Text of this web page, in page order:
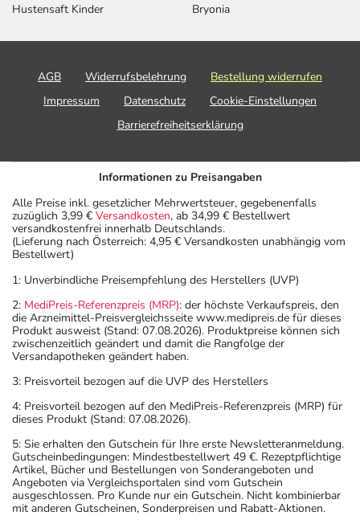
Hustensaft Kinder
Bryonia
AGB Widerrufsbelehrung
Bestellung widerrufen
Impressum
Datenschutz
Cookie-Einstellungen
Barrierefreiheitserklärung
Informationen zu Preisangaben
Alle Preise inkl. gesetzlicher Mehrwertsteuer, gegebenenfalls
zuzüglich 3,99 € Versandkosten, ab 34,99 € Bestellwert
versandkostenfrei innerhalb Deutschlands.
(Lieferung nach Österreich: 4,95 € Versandkosten unabhängig vom
Bestellwert)
1: Unverbindliche Preisempfehlung des Herstellers (UVP)
2: MediPreis-Referenzpreis (MRP): der höchste Verkaufspreis, den
die Arzneimittel-Preisvergleichsseite www.medipreis.de für dieses
Produkt ausweist (Stand: 07.08.2026). Produktpreise können sich
zwischenzeitlich geändert und damit die Rangfolge der
Versandapotheken geändert haben.
3: Preisvorteil bezogen auf die UVP des Herstellers
4: Preisvorteil bezogen auf den MediPreis-Referenzpreis (MRP) für
dieses Produkt (Stand: 07.08.2026).
5: Sie erhalten den Gutschein für Ihre erste Newsletteranmeldung.
Gutscheinbedingungen: Mindestbestellwert 49 €. Rezeptpflichtige
Artikel, Bücher und Bestellungen von Sonderangeboten und
Angeboten via Vergleichsportalen sind vom Gutschein
ausgeschlossen. Pro Kunde nur ein Gutschein. Nicht kombinierbar
mit anderen Gutscheinen, Sonderpreisen und Rabatt-Aktionen.